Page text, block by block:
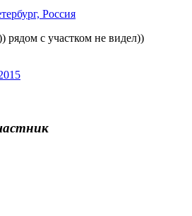
Россия
рядом с участком не видел))